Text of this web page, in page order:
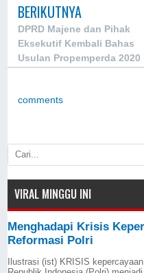
BERIKUTNYA
DPRD Majene dan Pihak
Eksekutif Kembali Bahas
Usulan Propemperda 2020
comments
VIRAL MINGGU INI
Menghadapi Krisis
Reformasi Polri
Ilustrasi (ist) KRISIS